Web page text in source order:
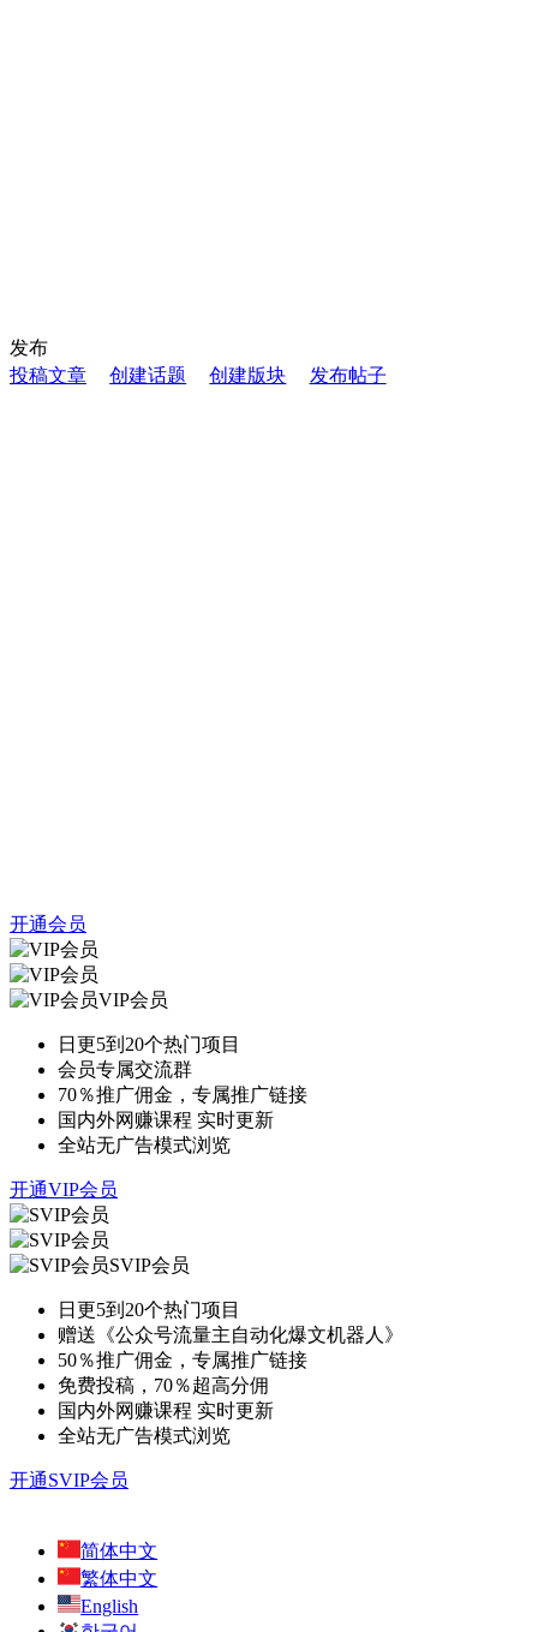
发布
投稿文章
创建话题 创建版块 发布帖子
开通会员
VIP会员
日更5到20个热门项目
会员专属交流群
70％推广佣金，专属推广链接
国内外网赚课程 实时更新
全站无广告模式浏览
开通VIP会员
SVIP会员
日更5到20个热门项目
赠送《公众号流量主自动化爆文机器人》
50％推广佣金，专属推广链接
免费投稿，70％超高分佣
国内外网赚课程 实时更新
全站无广告模式浏览
开通SVIP会员
简体中文
繁体中文
English